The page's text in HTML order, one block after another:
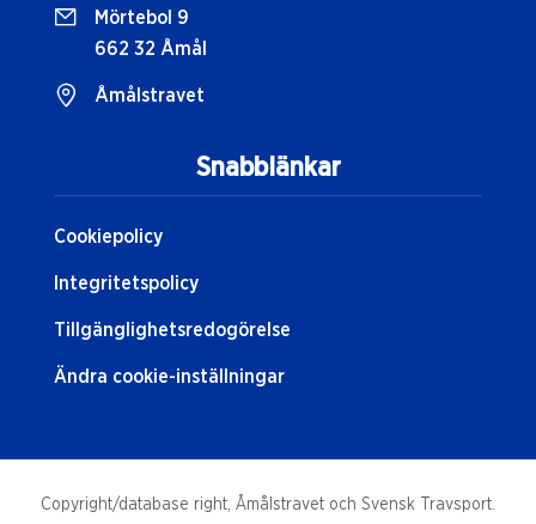
Snabblänkar
Cookiepolicy
Integritetspolicy
Tillgänglighetsredogörelse
Ändra cookie-inställningar
Mörtebol 9
662 32 Åmål
Åmålstravet
Copyright/database right, Åmålstravet och Svensk Travsport.